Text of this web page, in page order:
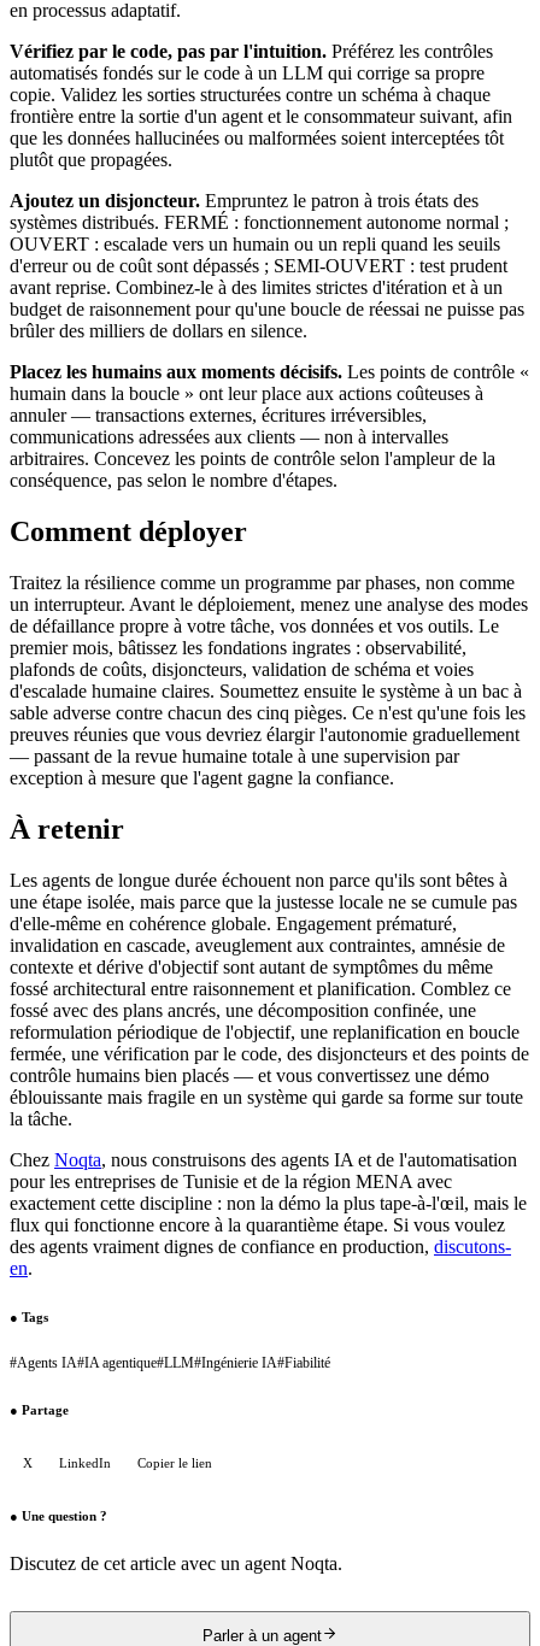
en processus adaptatif.
Vérifiez par le code, pas par l'intuition. Préférez les contrôles
automatisés fondés sur le code à un LLM qui corrige sa propre
copie. Validez les sorties structurées contre un schéma à chaque
frontière entre la sortie d'un agent et le consommateur suivant, afin
que les données hallucinées ou malformées soient interceptées tôt
plutôt que propagées.
Ajoutez un disjoncteur. Empruntez le patron à trois états des
systèmes distribués. FERMÉ : fonctionnement autonome normal ;
OUVERT : escalade vers un humain ou un repli quand les seuils
d'erreur ou de coût sont dépassés ; SEMI-OUVERT : test prudent
avant reprise. Combinez-le à des limites strictes d'itération et à un
budget de raisonnement pour qu'une boucle de réessai ne puisse pas
brûler des milliers de dollars en silence.
Placez les humains aux moments décisifs. Les points de contrôle «
humain dans la boucle » ont leur place aux actions coûteuses à
annuler — transactions externes, écritures irréversibles,
communications adressées aux clients — non à intervalles
arbitraires. Concevez les points de contrôle selon l'ampleur de la
conséquence, pas selon le nombre d'étapes.
Comment déployer
Traitez la résilience comme un programme par phases, non comme
un interrupteur. Avant le déploiement, menez une analyse des modes
de défaillance propre à votre tâche, vos données et vos outils. Le
premier mois, bâtissez les fondations ingrates : observabilité,
plafonds de coûts, disjoncteurs, validation de schéma et voies
d'escalade humaine claires. Soumettez ensuite le système à un bac à
sable adverse contre chacun des cinq pièges. Ce n'est qu'une fois les
preuves réunies que vous devriez élargir l'autonomie graduellement
— passant de la revue humaine totale à une supervision par
exception à mesure que l'agent gagne la confiance.
À retenir
Les agents de longue durée échouent non parce qu'ils sont bêtes à
une étape isolée, mais parce que la justesse locale ne se cumule pas
d'elle-même en cohérence globale. Engagement prématuré,
invalidation en cascade, aveuglement aux contraintes, amnésie de
contexte et dérive d'objectif sont autant de symptômes du même
fossé architectural entre raisonnement et planification. Comblez ce
fossé avec des plans ancrés, une décomposition confinée, une
reformulation périodique de l'objectif, une replanification en boucle
fermée, une vérification par le code, des disjoncteurs et des points de
contrôle humains bien placés — et vous convertissez une démo
éblouissante mais fragile en un système qui garde sa forme sur toute
la tâche.
Chez Noqta, nous construisons des agents IA et de l'automatisation
pour les entreprises de Tunisie et de la région MENA avec
exactement cette discipline : non la démo la plus tape-à-l'œil, mais le
flux qui fonctionne encore à la quarantième étape. Si vous voulez
des agents vraiment dignes de confiance en production, discutons-
en.
● Tags
#Agents IA#IA agentique#LLM#Ingénierie IA#Fiabilité
● Partage
X LinkedIn Copier le lien
● Une question ?
Discutez de cet article avec un agent Noqta.
Parler à un agent